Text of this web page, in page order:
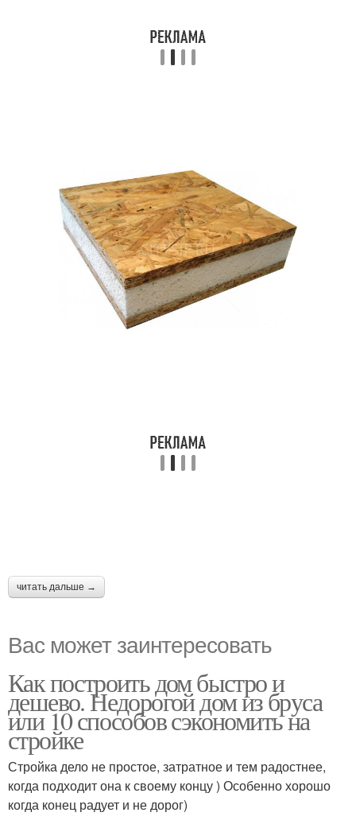
читать дальше →
Вас может заинтересовать
Как построить дом быстро и
дешево. Недорогой дом из бруса
или 10 способов сэкономить на
стройке
Стройка дело не простое, затратное и тем радостнее,
когда подходит она к своему концу ) Особенно хорошо
когда конец радует и не дорог)